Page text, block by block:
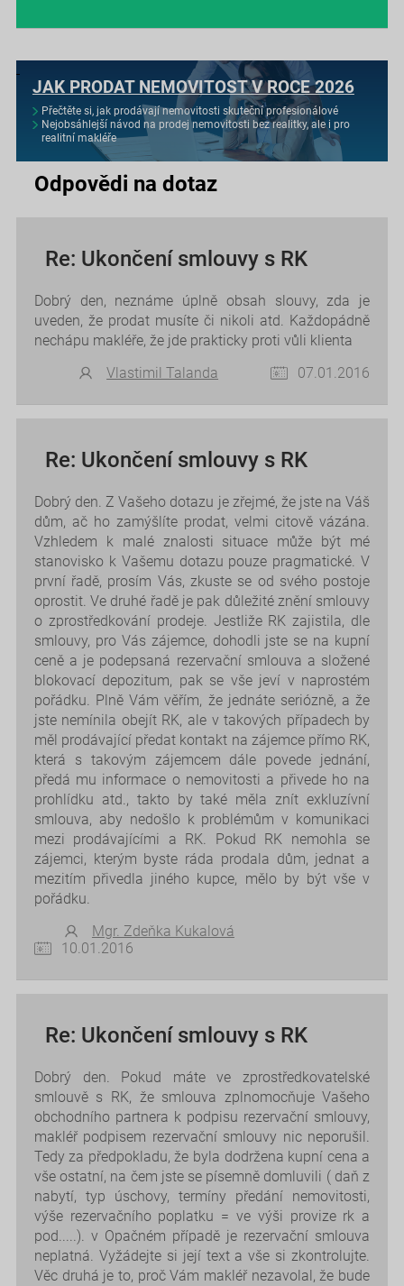
JAK PRODAT NEMOVITOST V ROCE 2026
Přečtěte si, jak prodávají nemovitosti skuteční profesionálové
Nejobsáhlejší návod na prodej nemovitosti bez realitky, ale i pro
realitní makléře
Odpovědi na dotaz
Re: Ukončení smlouvy s RK
Dobrý den, neznáme úplně obsah slouvy, zda je
uveden, že prodat musíte či nikoli atd. Každopádně
nechápu makléře, že jde prakticky proti vůli klienta
Vlastimil Talanda
07.01.2016
Re: Ukončení smlouvy s RK
Dobrý den. Z Vašeho dotazu je zřejmé, že jste na Váš
dům, ač ho zamýšlíte prodat, velmi citově vázána.
Vzhledem k malé znalosti situace může být mé
stanovisko k Vašemu dotazu pouze pragmatické. V
první řadě, prosím Vás, zkuste se od svého postoje
oprostit. Ve druhé řadě je pak důležité znění smlouvy
o zprostředkování prodeje. Jestliže RK zajistila, dle
smlouvy, pro Vás zájemce, dohodli jste se na kupní
ceně a je podepsaná rezervační smlouva a složené
blokovací depozitum, pak se vše jeví v naprostém
pořádku. Plně Vám věřím, že jednáte seriózně, a že
jste nemínila obejít RK, ale v takových případech by
měl prodávající předat kontakt na zájemce přímo RK,
která s takovým zájemcem dále povede jednání,
předá mu informace o nemovitosti a přivede ho na
prohlídku atd., takto by také měla znít exkluzívní
smlouva, aby nedošlo k problémům v komunikaci
mezi prodávajícími a RK. Pokud RK nemohla se
zájemci, kterým byste ráda prodala dům, jednat a
mezitím přivedla jiného kupce, mělo by být vše v
pořádku.
Mgr. Zdeňka Kukalová
10.01.2016
Re: Ukončení smlouvy s RK
Dobrý den. Pokud máte ve zprostředkovatelské
smlouvě s RK, že smlouva zplnomocňuje Vašeho
obchodního partnera k podpisu rezervační smlouvy,
makléř podpisem rezervační smlouvy nic neporušil.
Tedy za předpokladu, že byla dodržena kupní cena a
vše ostatní, na čem jste se písemně domluvili ( daň z
nabytí, typ úschovy, termíny předání nemovitosti,
výše rezervačního poplatku = ve výši provize rk a
pod.....). v Opačném případě je rezervační smlouva
neplatná. Vyžádejte si její text a vše si zkontrolujte.
Věc druhá je to, proč Vám makléř nezavolal, že bude